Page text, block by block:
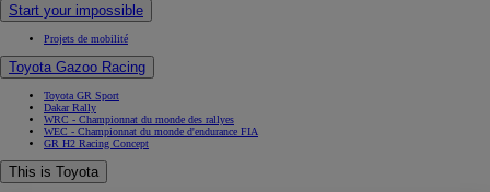
Start your impossible
Projets de mobilité
Toyota Gazoo Racing
Toyota GR Sport
Dakar Rally
WRC - Championnat du monde des rallyes
WEC - Championnat du monde d'endurance FIA
GR H2 Racing Concept
This is Toyota